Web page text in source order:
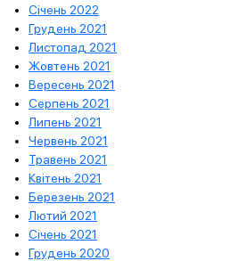
Січень 2022
Грудень 2021
Листопад 2021
Жовтень 2021
Вересень 2021
Серпень 2021
Липень 2021
Червень 2021
Травень 2021
Квітень 2021
Березень 2021
Лютий 2021
Січень 2021
Грудень 2020